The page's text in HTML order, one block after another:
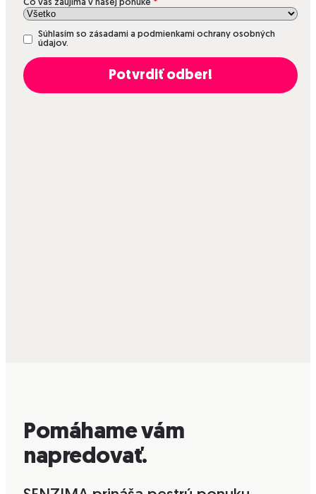
Čo vás zaujíma v našej ponuke
Súhlasím so zásadami a podmienkami ochrany osobných
údajov.
Pomáhame vám
napredovať.